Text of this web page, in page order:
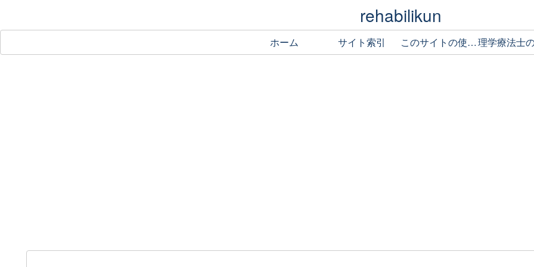
rehabilikun
ホーム サイト索引 このサイトの使い方